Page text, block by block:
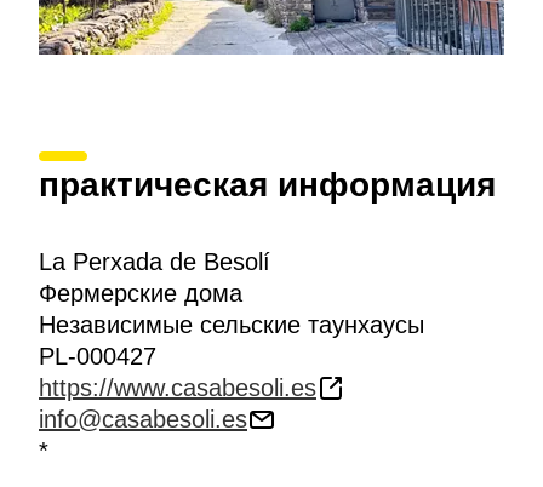
практическая информация
La Perxada de Besolí
Фермерские дома
Независимые сельские таунхаусы
PL-000427
https://www.casabesoli.es
info@casabesoli.es
*